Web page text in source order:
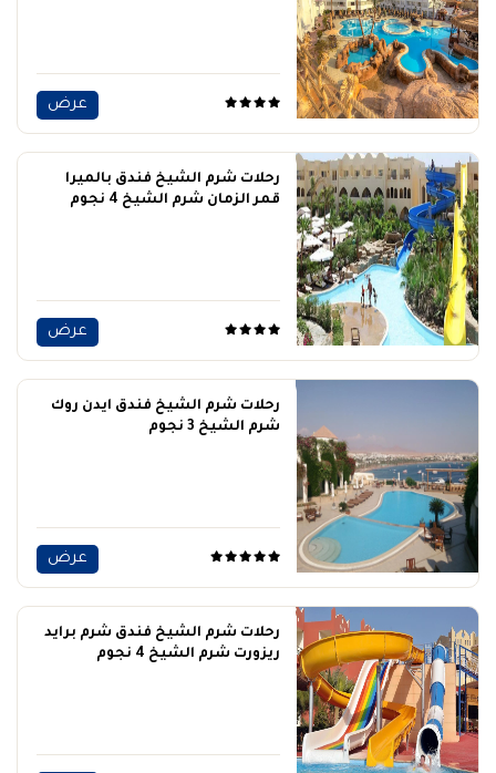
عرض
رحلات شرم الشيخ فندق بالميرا
قمر الزمان شرم الشيخ 4 نجوم
عرض
رحلات شرم الشيخ فندق ايدن روك
شرم الشيخ 3 نجوم
عرض
رحلات شرم الشيخ فندق شرم برايد
ريزورت شرم الشيخ 4 نجوم